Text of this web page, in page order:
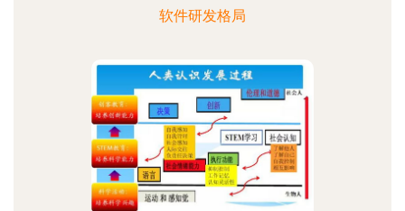
软件研发格局